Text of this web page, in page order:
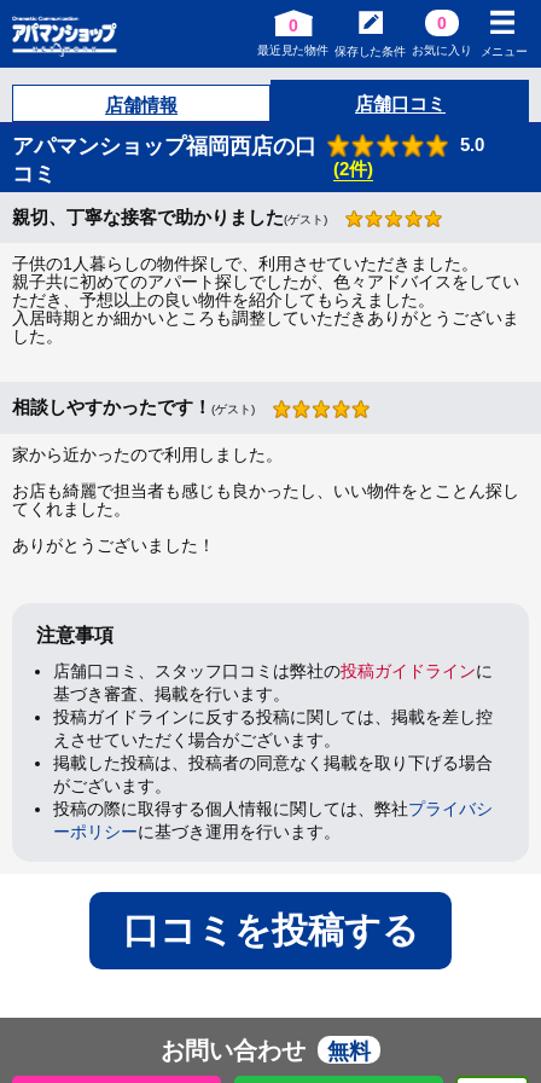
0
最近見た物件 保存した条件
0
お気に入り メニュー
店舗情報 店舗口コミ
アパマンショップ福岡西店の口
コミ
5.0
(2件)
親切、丁寧な接客で助かりました(ゲスト)
子供の1人暮らしの物件探しで、利用させていただきました。
親子共に初めてのアパート探しでしたが、色々アドバイスをしてい
ただき、予想以上の良い物件を紹介してもらえました。
入居時期とか細かいところも調整していただきありがとうございま
した。
相談しやすかったです！ (ゲスト)
家から近かったので利用しました。
お店も綺麗で担当者も感じも良かったし、いい物件をとことん探し
てくれました。
ありがとうございました！
注意事項
店舗口コミ、スタッフ口コミは弊社の投稿ガイドラインに
基づき審査、掲載を行います。
投稿ガイドラインに反する投稿に関しては、掲載を差し控
えさせていただく場合がございます。
掲載した投稿は、投稿者の同意なく掲載を取り下げる場合
がございます。
投稿の際に取得する個人情報に関しては、弊社プライバシ
ーポリシーに基づき運用を行います。
口コミを投稿する
お問い合わせ 無料